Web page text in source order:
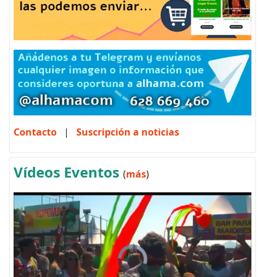
Contacto | Suscripción a noticias
Vídeos Eventos (más)